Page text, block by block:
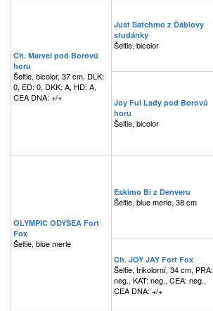
Ch. Marvel pod Borovú
horu
Šeltie, bicolor, 37 cm, DLK:
0, ED: 0, DKK: A, HD: A,
CEA DNA: +/+
Just Satchmo z Ďáblovy
studánky
Šeltie, bicolor
Joy Ful Lady pod Borovú
horu
Šeltie, bicolor
OLYMPIC ODYSEA Fort
Fox
Šeltie, blue merle
Eskimo Bi z Denveru
Šeltie, blue merle, 38 cm
Ch. JOY JAY Fort Fox
Šeltie, trikolorní, 34 cm, PRA:
neg., KAT: neg., CEA: neg.,
CEA DNA: +/+